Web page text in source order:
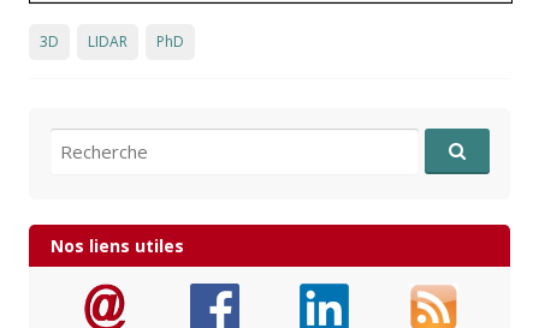
3D LIDAR PhD
Recherche pour:
Nos liens utiles